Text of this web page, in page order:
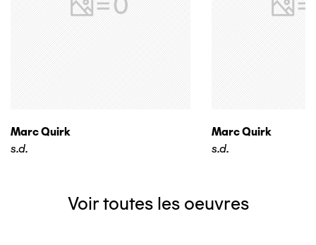
Marc Quirk
s.d.
Marc Quirk
s.d.
Voir toutes les oeuvres